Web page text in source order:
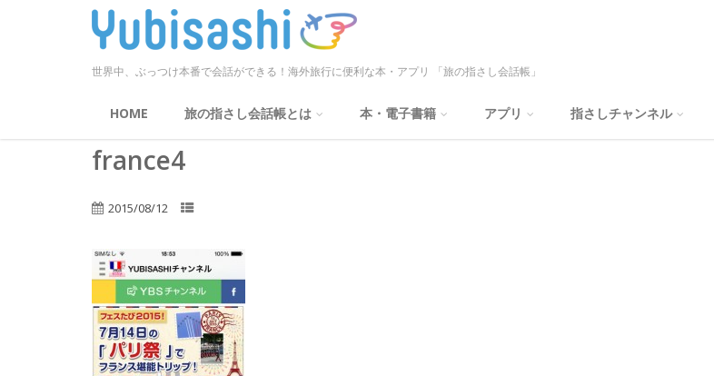
世界中、ぶっつけ本番で会話ができる！海外旅行に便利な本・アプリ 「旅の指さし会話帳」
HOME 旅の指さし会話帳とは 本・電子書籍 アプリ 指さしチャンネル
france4
2015/08/12